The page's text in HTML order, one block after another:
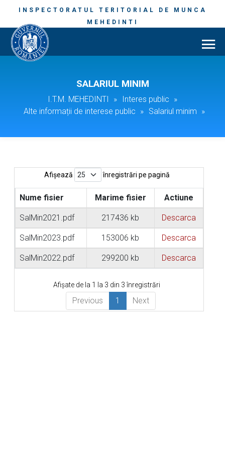
INSPECTORATUL TERITORIAL DE MUNCA
MEHEDINTI
SALARIUL MINIM
I.T.M. MEHEDINTI » Interes public »
Alte informații de interese public » Salariul minim »
Afișează înregistrări pe pagină
Nume fisier Marime fisier Actiune
SalMin2021.pdf 217436 kb Descarca
SalMin2023.pdf 153006 kb Descarca
SalMin2022.pdf 299200 kb Descarca
Afișate de la 1 la 3 din 3 înregistrări
Previous 1 Next